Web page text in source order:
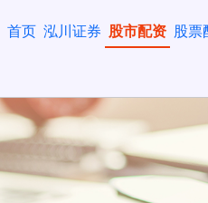
首页 泓川证券 股市配资 股票